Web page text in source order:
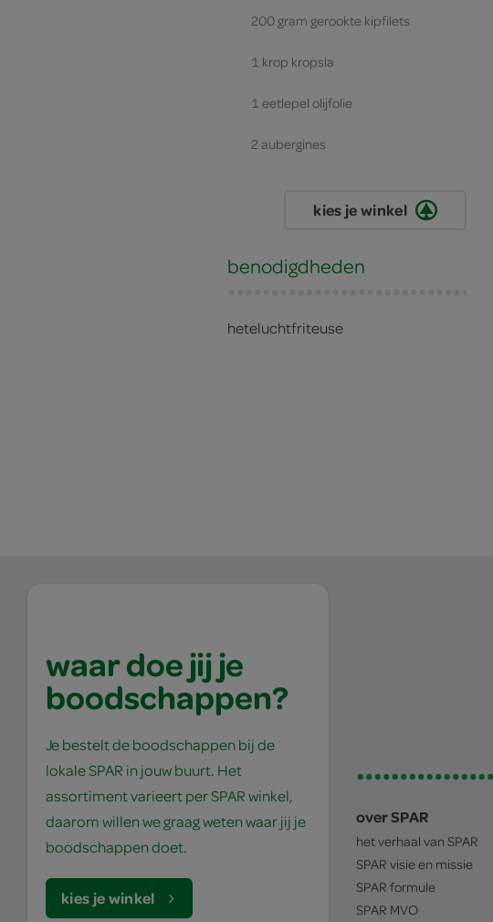
200 gram gerookte kipfilets
1 krop kropsla
1 eetlepel olijfolie
2 aubergines
kies je winkel
benodigdheden
heteluchtfriteuse
waar doe jij je
boodschappen?
Je bestelt de boodschappen bij de
lokale SPAR in jouw buurt. Het
assortiment varieert per SPAR winkel,
daarom willen we graag weten waar jij je
boodschappen doet.
kies je winkel
over SPAR
het verhaal van SPAR
SPAR visie en missie
SPAR formule
SPAR MVO